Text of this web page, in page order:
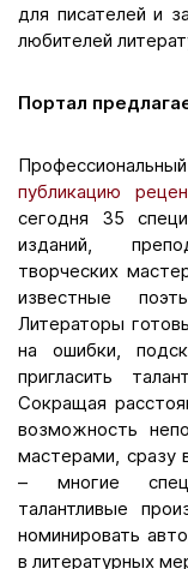
для писателей и
любителей
Портал
публикацию
сегодня 35
изданий,
творческих
известные
Литераторы
на ошибки,
пригласить
Сокращая
возможность
мастерами, сразу
– многие
талантливые
номинировать
в литературных